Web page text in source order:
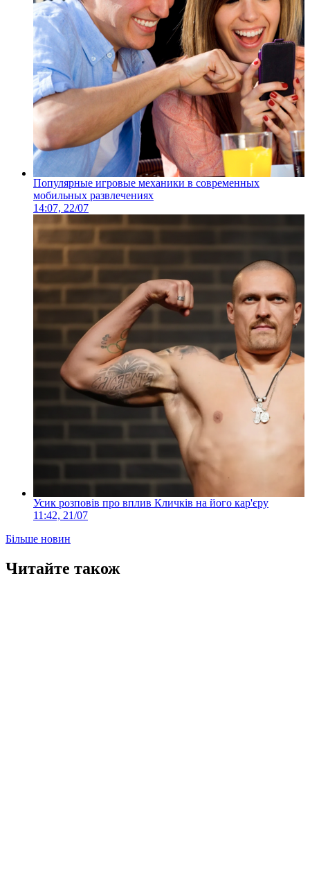
Популярные игровые механики в современных
мобильных развлечениях
14:07, 22/07
Усик розповів про вплив Кличків на його кар'єру
11:42, 21/07
Більше новин
Читайте також